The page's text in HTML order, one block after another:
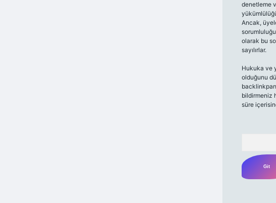
denetleme
Ancak,
olarak bu
sayılırlar.
Hukuka ve
olduğunu
bildirmeniz
süre